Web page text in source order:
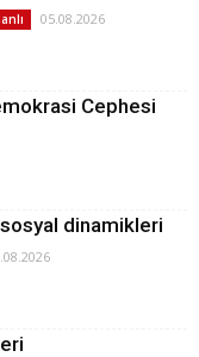
05.08.2026
Cephesi
sosyal dinamikleri